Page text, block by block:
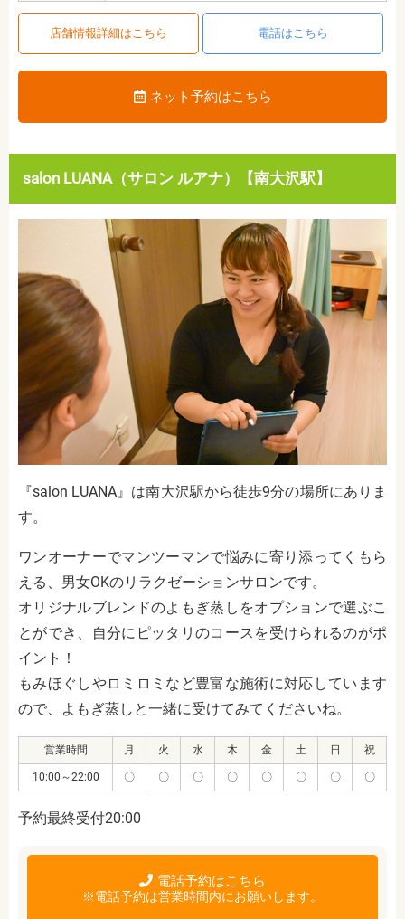
店舗情報詳細はこちら 電話はこちら
ネット予約はこちら
salon LUANA（サロン ルアナ）【南大沢駅】
『salon LUANA』は南大沢駅から徒歩9分の場所にありま
す。
ワンオーナーでマンツーマンで悩みに寄り添ってくもら
える、男女OKのリラクゼーションサロンです。
オリジナルブレンドのよもぎ蒸しをオプションで選ぶこ
とができ、自分にピッタリのコースを受けられるのがポ
イント！
もみほぐしやロミロミなど豊富な施術に対応しています
ので、よもぎ蒸しと一緒に受けてみてくださいね。
営業時間 月 火 水 木 金 土 日 祝
10:00～22:00 〇 〇 〇 〇 〇 〇 〇 〇
予約最終受付20:00
電話予約はこちら
※電話予約は営業時間内にお願いします。